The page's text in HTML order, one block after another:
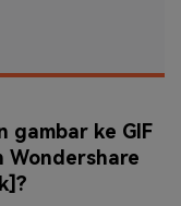
gambar ke GIF
Wondershare